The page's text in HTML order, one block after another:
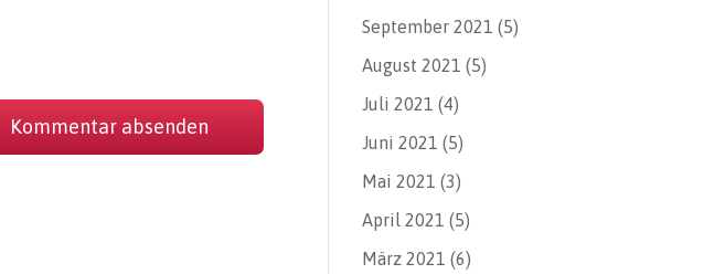
September 2021 (5)
August 2021 (5)
Juli 2021 (4)
Juni 2021 (5)
Mai 2021 (3)
April 2021 (5)
März 2021 (6)